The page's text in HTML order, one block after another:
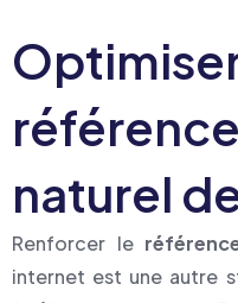
naturel
Renforcer le
internet est une autre